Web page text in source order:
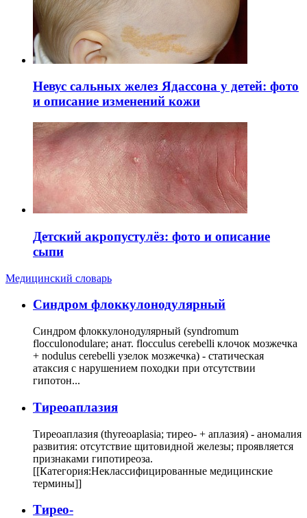
Невус сальных желез Ядассона у детей: фото
и описание изменений кожи
Детский акропустулёз: фото и описание
сыпи
Медицинский словарь
Cиндром флоккулонодулярный
Синдром флоккулонодулярный (syndromum
flocculonodulare; анат. flocculus cerebelli клочок мозжечка
+ nodulus cerebelli узелок мозжечка) - статическая
атаксия с нарушением походки при отсутствии
гипотон...
Тиреоаплазия
Тиреоаплазия (thyreoaplasia; тирео- + аплазия) - аномалия
развития: отсутствие щитовидной железы; проявляется
признаками гипотиреоза.
[[Категория:Неклассифицированные медицинские
термины]]
Тирео-